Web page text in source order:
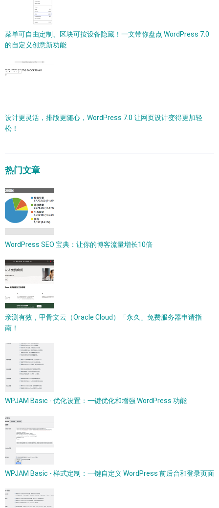
菜单可自由定制、区块可按设备隐藏！一文带你盘点 WordPress 7.0
的自定义创意新功能
设计更灵活，排版更随心，WordPress 7.0 让网页设计变得更加轻
松！
热门文章
WordPress SEO 宝典：让你的博客流量增长10倍
亲测有效，甲骨文云（Oracle Cloud）「永久」免费服务器申请指
南！
WPJAM Basic - 优化设置：一键优化和增强 WordPress 功能
WPJAM Basic - 样式定制：一键自定义 WordPress 前后台和登录页面